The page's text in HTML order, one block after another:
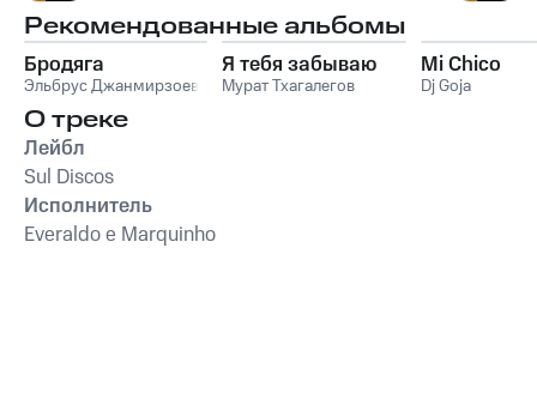
Рекомендованные альбомы
Бродяга
Эльбрус Джанмирзоев
Я тебя забываю
Мурат Тхагалегов
Mi Chico
Dj Goja
О треке
Лейбл
Sul Discos
Исполнитель
Everaldo e Marquinho